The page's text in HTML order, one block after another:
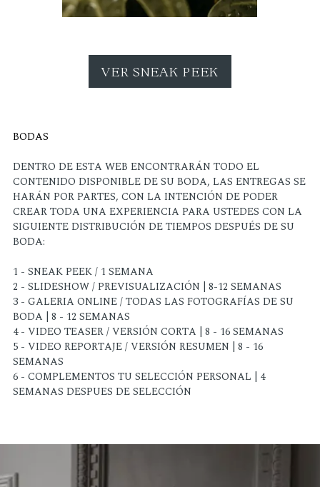
BODAS
DENTRO DE ESTA WEB ENCONTRARÁN TODO EL
CONTENIDO DISPONIBLE DE SU BODA, LAS ENTREGAS SE
HARÁN POR PARTES, CON LA INTENCIÓN DE PODER
CREAR TODA UNA EXPERIENCIA PARA USTEDES CON LA
SIGUIENTE DISTRIBUCIÓN DE TIEMPOS DESPUÉS DE SU
BODA:
1 - SNEAK PEEK / 1 SEMANA
2 - SLIDESHOW / PREVISUALIZACIÓN | 8-12 SEMANAS
3 - GALERIA ONLINE / TODAS LAS FOTOGRAFÍAS DE SU
BODA | 8 - 12 SEMANAS
4 - VIDEO TEASER / VERSIÓN CORTA | 8 - 16 SEMANAS
5 - VIDEO REPORTAJE / VERSIÓN RESUMEN | 8 - 16
SEMANAS
6 - COMPLEMENTOS TU SELECCIÓN PERSONAL | 4
SEMANAS DESPUES DE SELECCIÓN
VER SNEAK PEEK